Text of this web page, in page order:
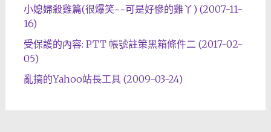
小媳婦殺雞篇(很爆笑~~可是好慘的雞丫) (2007-11-
16)
受保護的內容: PTT 帳號註策黑箱條件二 (2017-02-
05)
亂搞的Yahoo站長工具 (2009-03-24)